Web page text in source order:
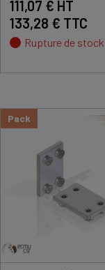
111,07 € HT
133,28 € TTC
Rupture de stock
Pack